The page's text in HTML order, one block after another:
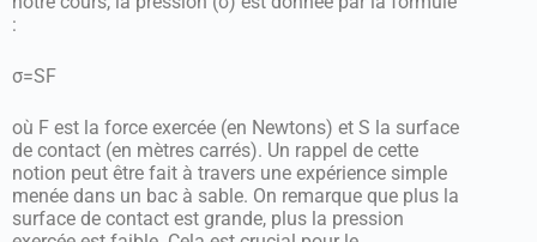
:
σ=SF
où F est la force exercée (en Newtons) et S la surface
de contact (en mètres carrés). Un rappel de cette
notion peut être fait à travers une expérience simple
menée dans un bac à sable. On remarque que plus la
surface de contact est grande, plus la pression